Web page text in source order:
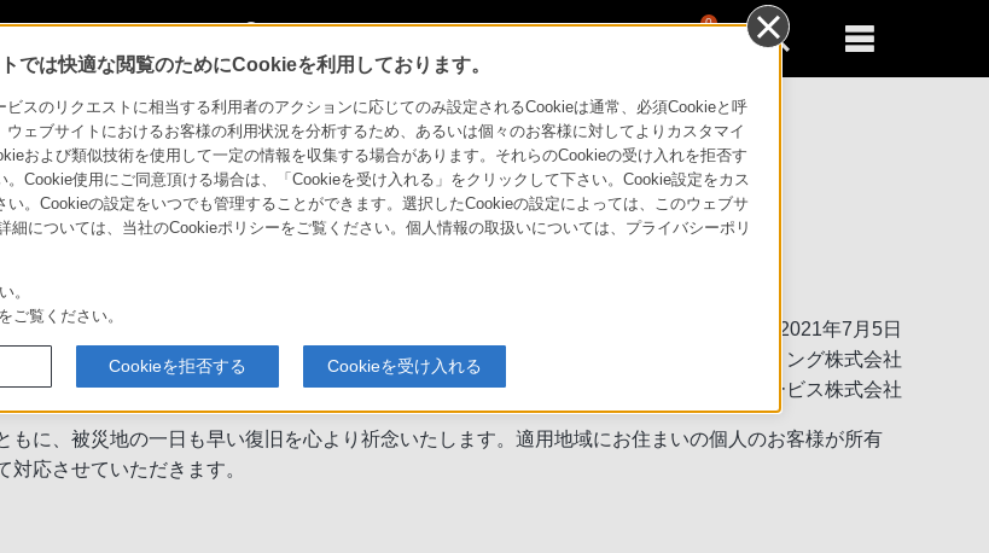
0
る災害により被災したソニー製品の修理対応について
2021年7月5日
ソニーマーケティング株式会社
ソニーカスタマーサービス株式会社
に、被災地の一日も早い復旧を心より祈念いたします。適用地域にお住まいの個人のお客様が所有
応させていただきます。
では快適な閲覧のためにCookieを利用しております。
スのリクエストに相当する利用者のアクションに応じてのみ設定されるCookieは通常、必須Cookieと呼
ェブサイトにおけるお客様の利用状況を分析するため、あるいは個々のお客様に対してよりカスタマイ
および類似技術を使用して一定の情報を収集する場合があります。それらのCookieの受け入れを拒否す
Cookie使用にご同意頂ける場合は、「Cookieを受け入れる」をクリックして下さい。Cookie設定をカス
。Cookieの設定をいつでも管理することができます。選択したCookieの設定によっては、このウェブサ
については、当社のCookieポリシーをご覧ください。個人情報の取扱いについては、プライバシーポリ
。
をご覧ください。
Cookieを拒否する Cookieを受け入れる